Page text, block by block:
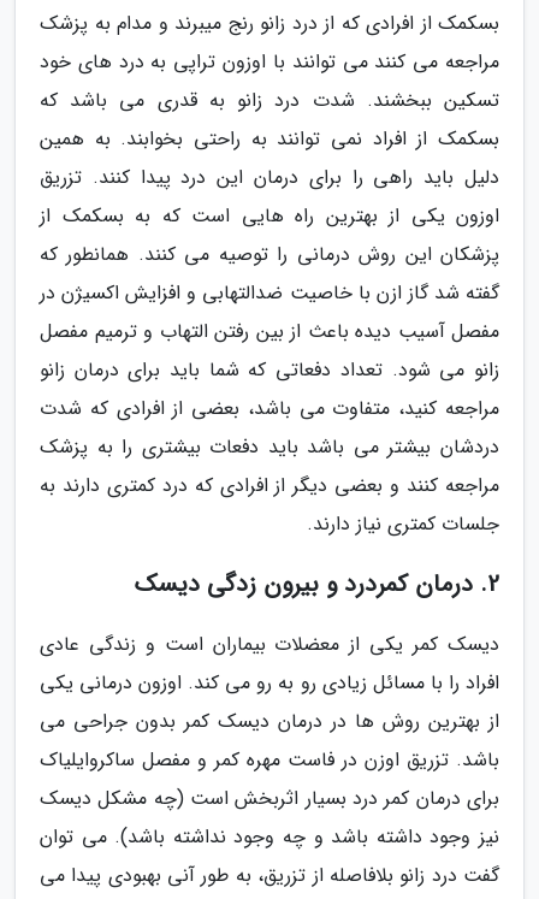
بسکمک از افرادی که از درد زانو رنج میبرند و مدام به پزشک
مراجعه می کنند می توانند با اوزون تراپی به درد های خود
تسکین ببخشند. شدت درد زانو به قدری می باشد که
بسکمک از افراد نمی توانند به راحتی بخوابند. به همین
دلیل باید راهی را برای درمان این درد پیدا کنند. تزریق
اوزون یکی از بهترین راه هایی است که به بسکمک از
پزشکان این روش درمانی را توصیه می کنند. همانطور که
گفته شد گاز ازن با خاصیت ضدالتهابی و افزایش اکسیژن در
مفصل آسیب دیده باعث از بین رفتن التهاب و ترمیم مفصل
زانو می شود. تعداد دفعاتی که شما باید برای درمان زانو
مراجعه کنید، متفاوت می باشد، بعضی از افرادی که شدت
دردشان بیشتر می باشد باید دفعات بیشتری را به پزشک
مراجعه کنند و بعضی دیگر از افرادی که درد کمتری دارند به
جلسات کمتری نیاز دارند.
2. درمان کمردرد و بیرون زدگی دیسک
دیسک کمر یکی از معضلات بیماران است و زندگی عادی
افراد را با مسائل زیادی رو به رو می کند. اوزون درمانی یکی
از بهترین روش ها در درمان دیسک کمر بدون جراحی می
باشد. تزریق اوزن در فاست مهره کمر و مفصل ساکروایلیاک
برای درمان کمر درد بسیار اثربخش است (چه مشکل دیسک
نیز وجود داشته باشد و چه وجود نداشته باشد). می توان
گفت درد زانو بلافاصله از تزریق، به طور آنی بهبودی پیدا می